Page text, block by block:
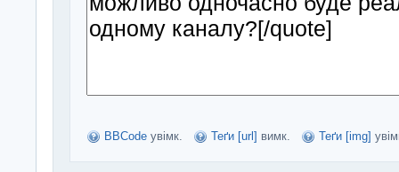
BBCode увімк. Теґи [url] вимк. Теґи [img]